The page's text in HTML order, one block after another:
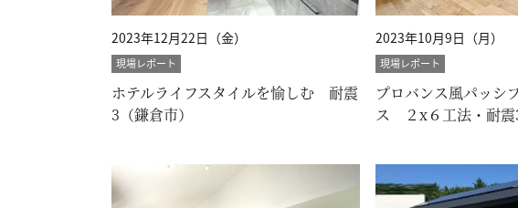
2023年12月22日（金）
現場レポート
ホテルライフスタイルを愉しむ 耐震
3（鎌倉市）
2023年10月9日（月）
現場レポート
プロバンス風パッシ
ス ２x６工法・耐震